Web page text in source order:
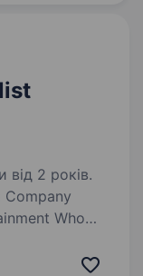
від 2 років.
Company
Who
the